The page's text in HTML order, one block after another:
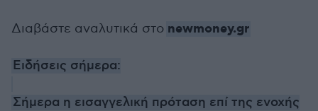
Διαβάστε αναλυτικά στο newmoney.gr
Ειδήσεις σήμερα:
Σήμερα η εισαγγελική πρόταση επί της ενοχής